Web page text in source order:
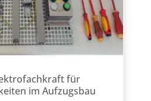
für
im Aufzugsbau